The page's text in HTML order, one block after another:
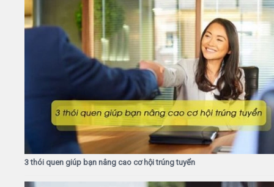
3 thói quen giúp bạn nâng cao cơ hội trúng tuyển